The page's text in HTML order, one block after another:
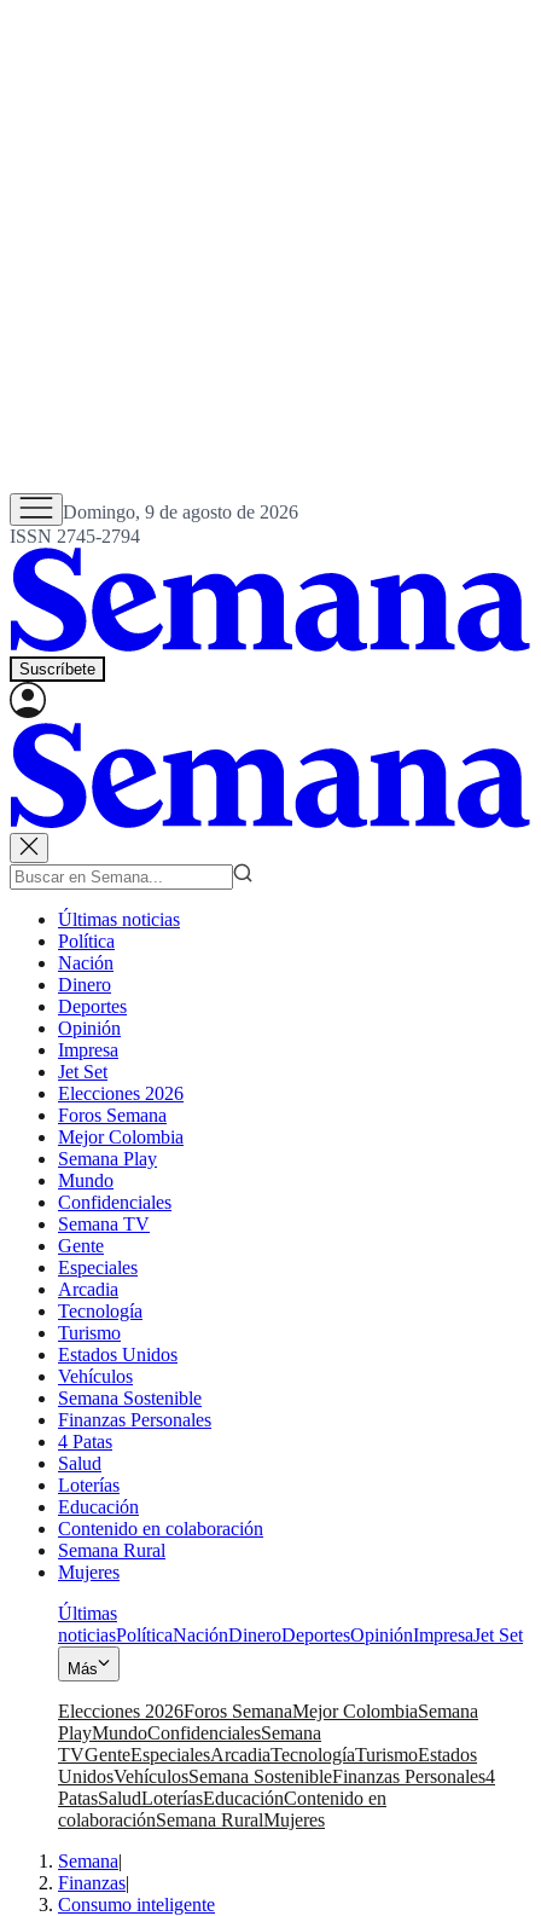
Domingo, 9 de agosto de 2026
ISSN 2745-2794
Suscríbete
Últimas noticias
Política
Nación
Dinero
Deportes
Opinión
Impresa
Jet Set
Elecciones 2026
Foros Semana
Mejor Colombia
Semana Play
Mundo
Confidenciales
Semana TV
Gente
Especiales
Arcadia
Tecnología
Turismo
Estados Unidos
Vehículos
Semana Sostenible
Finanzas Personales
4 Patas
Salud
Loterías
Educación
Contenido en colaboración
Semana Rural
Mujeres
Últimas
noticiasPolíticaNaciónDineroDeportesOpiniónImpresaJet Set
Más
Elecciones 2026Foros SemanaMejor ColombiaSemana
PlayMundoConfidencialesSemana
TVGenteEspecialesArcadiaTecnologíaTurismoEstados
UnidosVehículosSemana SostenibleFinanzas Personales4
PatasSaludLoteríasEducaciónContenido en
colaboraciónSemana RuralMujeres
Semana|
Finanzas|
Consumo inteligente